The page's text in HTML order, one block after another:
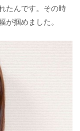
たんです。その時
掴めました。